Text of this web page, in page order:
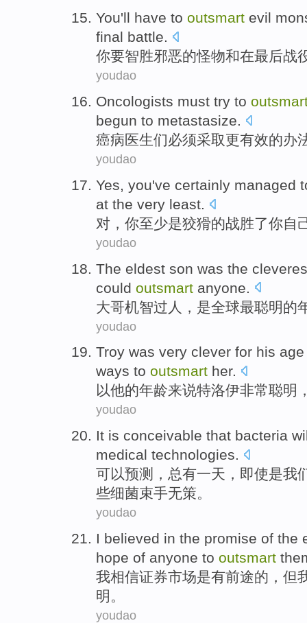
You'll have to outsmart evil
final battle.
你要智胜邪恶的怪物和在最后战
youdao
Oncologists must try to
begun to metastasize.
癌病医生们必须采取更有效的办
youdao
Yes, you've certainly managed
at the very least.
对 ， 你至少是狡猾的战胜了你自
youdao
The eldest son was the
could outsmart anyone.
大哥机智过人， 是全球最聪明的
youdao
Troy was very clever for his age
ways to outsmart her.
以他的年龄来说特洛伊非常聪明
youdao
It is conceivable that bacteria
medical technologies.
可以预测，总有一天 ，即使是我
些细菌束手无策。
youdao
I believed in the promise of the
hope of anyone to outsmart
我相信证券市场是有前途的 ， 但
明。
youdao